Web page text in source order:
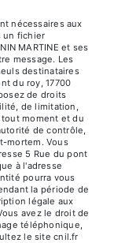
nécessaires aux
un fichier
MARTINE et ses
message. Les
destinataires
du roy, 17700
de droits
de limitation,
moment et du
de contrôle,
mortem. Vous
5 Rue du pont
à l'adresse
pourra vous
la période de
légale aux
avez le droit de
téléphonique,
le site cnil.fr